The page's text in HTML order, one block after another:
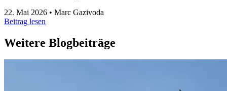
22. Mai 2026 • Marc Gazivoda
Beitrag lesen
Weitere Blogbeiträge